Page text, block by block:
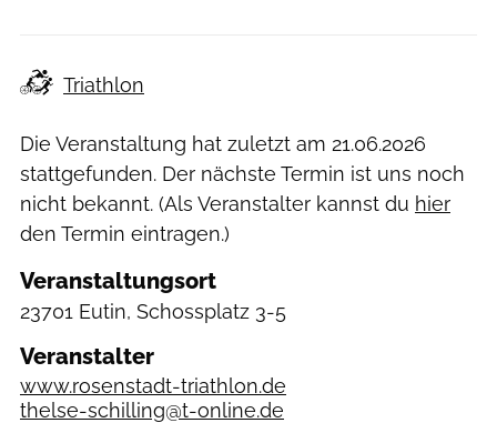
Triathlon
Die Veranstaltung hat zuletzt am 21.06.2026
stattgefunden. Der nächste Termin ist uns noch
nicht bekannt. (Als Veranstalter kannst du hier
den Termin eintragen.)
Veranstaltungsort
23701 Eutin, Schossplatz 3-5
Veranstalter
www.rosenstadt-triathlon.de
thelse-schilling@t-online.de